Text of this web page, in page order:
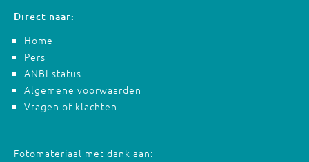
Direct naar:
Home
Pers
ANBI-status
Algemene voorwaarden
Vragen of klachten
Fotomateriaal met dank aan: